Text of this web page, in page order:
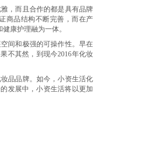
，而且合作的都是具有品牌
商品结构不断完善，而在产
康护理融为一体。
间和极强的可操作性。早在
不其然，到现今2016年化妆
品品牌。如今，小资生活化
发展中，小资生活将以更加